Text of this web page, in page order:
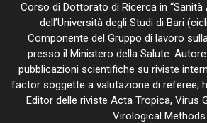
Corso di Dottorato di Ricerca in “Sanità
dell’Università degli Studi di Bari
Componente del Gruppo di lavoro
presso il Ministero della Salute.
pubblicazioni scientifiche su riviste
factor soggette a valutazione di referee;
Editor delle riviste Acta Tropica, Virus
Virological Methods